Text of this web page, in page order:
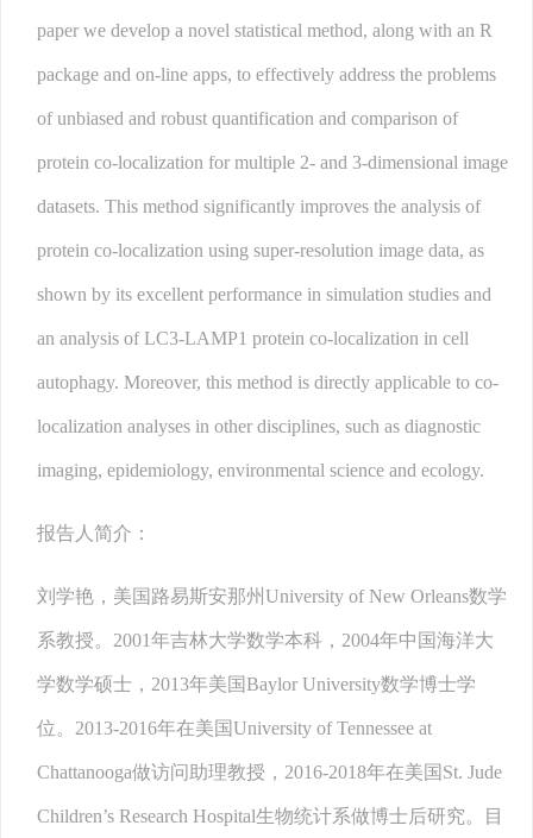
paper we develop a novel statistical method, along with an R
package and on-line apps, to effectively address the problems
of unbiased and robust quantification and comparison of
protein co-localization for multiple 2- and 3-dimensional image
datasets. This method significantly improves the analysis of
protein co-localization using super-resolution image data, as
shown by its excellent performance in simulation studies and
an analysis of LC3-LAMP1 protein co-localization in cell
autophagy. Moreover, this method is directly applicable to co-
localization analyses in other disciplines, such as diagnostic
imaging, epidemiology, environmental science and ecology.
报告人简介：
刘学艳，美国路易斯安那州University of New Orleans数学
系教授。2001年吉林大学数学本科，2004年中国海洋大
学数学硕士，2013年美国Baylor University数学博士学
位。2013-2016年在美国University of Tennessee at
Chattanooga做访问助理教授，2016-2018年在美国St. Jude
Children’s Research Hospital生物统计系做博士后研究。目